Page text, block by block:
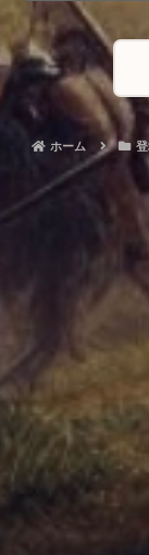
ホーム